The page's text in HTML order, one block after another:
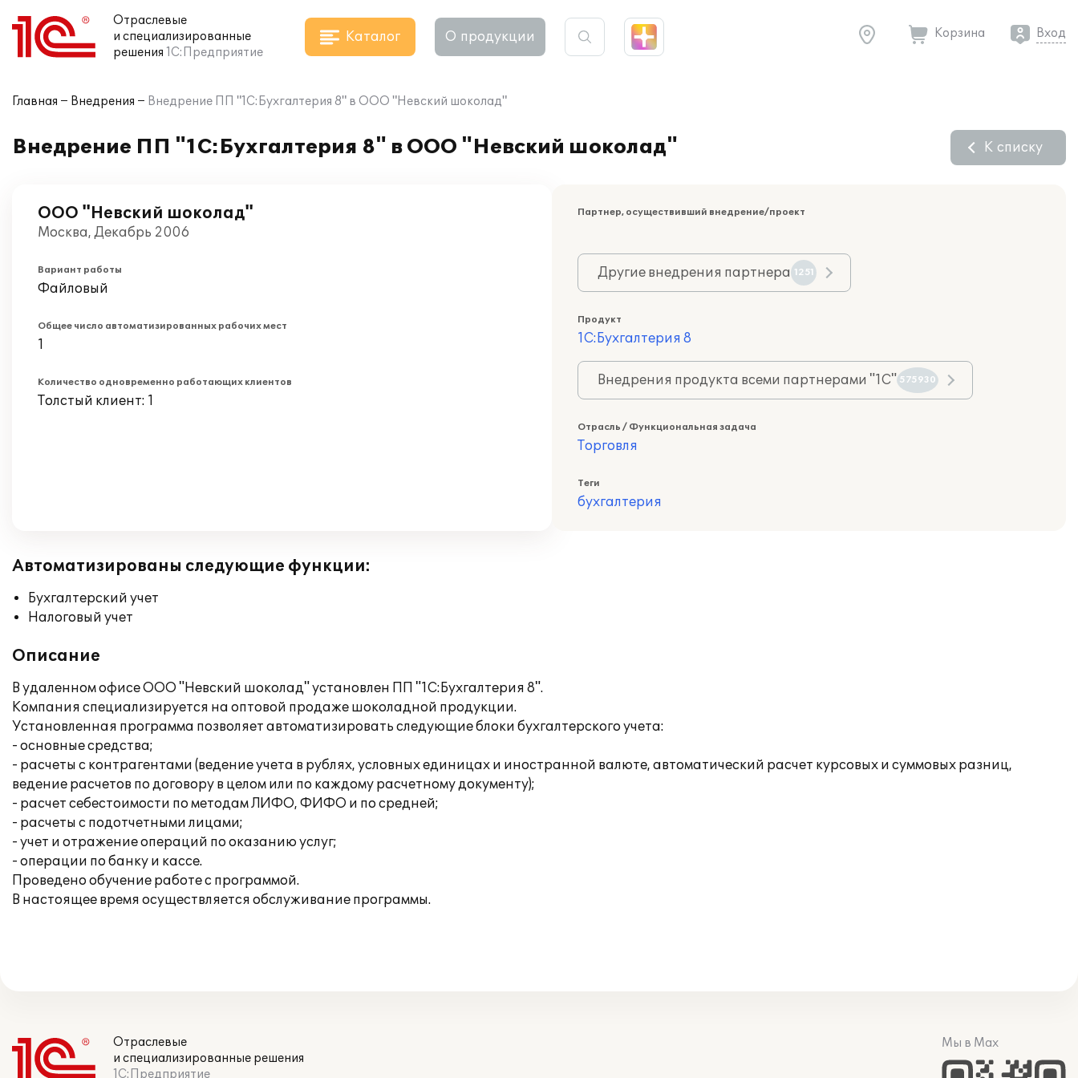
Отраслевые
и специализированные
решения 1С:Предприятие
Каталог О продукции Корзина Вход
Главная Внедрения Внедрение ПП "1С:Бухгалтерия 8" в ООО "Невский шоколад"
Внедрение ПП "1С:Бухгалтерия 8" в ООО "Невский шоколад" К списку
ООО "Невский шоколад"
Москва, Декабрь 2006
Вариант работы
Файловый
Общее число автоматизированных рабочих мест
1
Количество одновременно работающих клиентов
Толстый клиент: 1
Партнер, осуществивший внедрение/проект
Другие внедрения партнера 1251
Продукт
1С:Бухгалтерия 8
Внедрения продукта всеми партнерами "1С" 575930
Отрасль / Функциональная задача
Торговля
Теги
бухгалтерия
Автоматизированы следующие функции:
Бухгалтерский учет
Налоговый учет
Описание
В удаленном офисе ООО "Невский шоколад" установлен ПП "1С:Бухгалтерия 8".
Компания специализируется на оптовой продаже шоколадной продукции.
Установленная программа позволяет автоматизировать следующие блоки бухгалтерского учета:
- основные средства;
- расчеты с контрагентами (ведение учета в рублях, условных единицах и иностранной валюте, автоматический расчет курсовых и суммовых разниц,
ведение расчетов по договору в целом или по каждому расчетному документу);
- расчет себестоимости по методам ЛИФО, ФИФО и по средней;
- расчеты с подотчетными лицами;
- учет и отражение операций по оказанию услуг;
- операции по банку и кассе.
Проведено обучение работе с программой.
В настоящее время осуществляется обслуживание программы.
Отраслевые
и специализированные решения
1С:Предприятие
Мы в Max